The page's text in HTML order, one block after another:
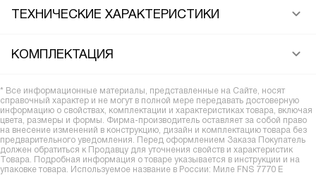
ТЕХНИЧЕСКИЕ ХАРАКТЕРИСТИКИ
КОМПЛЕКТАЦИЯ
* Все информационные материалы, представленные на Сайте, носят
справочный характер и не могут в полной мере передавать достоверную
информацию о свойствах, комплектации и характеристиках товара, включая
цвета, размеры и формы. Фирма-производитель оставляет за собой право
на внесение изменений в конструкцию, дизайн и комплектацию товара без
предварительного уведомления. Перед оформлением Заказа Покупатель
должен обратиться к Продавцу для уточнения свойств и характеристик
Товара. Подробная информация о товаре указывается в инструкции и на
упаковке товара. Используемое название в России: Миле FNS 7770 E